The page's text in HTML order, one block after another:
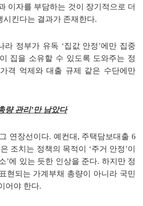
이자를 부담하는 것이 장기적으로 더
시킨다는 결과가 존재한다.
라 정부가 유독 ‘집값 안정’에만 집중
집을 소유할 수 있도록 도와주는 정
가격 억제와 대출 규제 같은 수단에만
량 관리’만 남았다
연장선이다. 예컨대 , 주택담보대출 6
조치는 정책의 목적이 ‘주거 안정’이
’에 있는 듯한 인상을 준다. 하지만 정
현되는 가계부채 총량이 아니라 국민
어야 한다.